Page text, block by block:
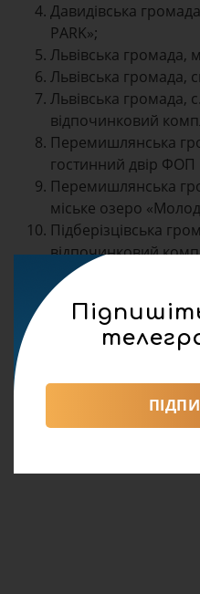
Давидівська
PARK»;
Львівська громада,
Львівська громада,
Львівська громада,
відпочинковий
Перемишлянська
гостинний двір
Перемишлянська
міське озеро
Підберізцівська
відпочинковий
Моршинська
став;
Миколаївська
«Задорожнє»;
Національний
купання та